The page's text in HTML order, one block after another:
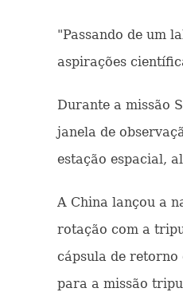
"Passando de um
aspirações
Durante a missão
janela de
estação espacial,
A China lançou a
rotação com a
cápsula de retorno
para a missão